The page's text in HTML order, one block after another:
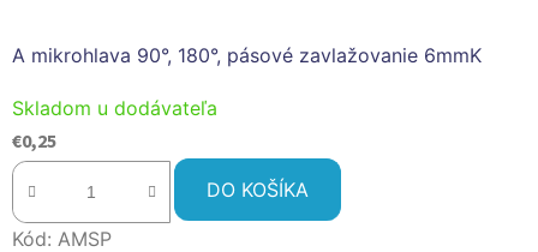
A mikrohlava 90°, 180°, pásové zavlažovanie 6mmK
Skladom u dodávateľa
€0,25
DO KOŠÍKA
Kód: AMSP